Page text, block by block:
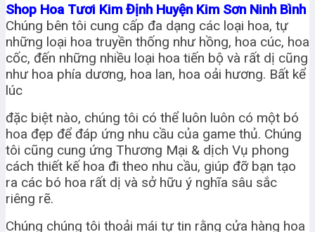
Shop Hoa Tươi Kim Định Huyện Kim Sơn Ninh Bình
Chúng bên tôi cung cấp đa dạng các loại hoa, tự
những loại hoa truyền thống như hồng, hoa cúc, hoa
cốc, đến những nhiều loại hoa tiến bộ và rất dị cũng
như hoa phía dương, hoa lan, hoa oải hương. Bất kể
lúc
đặc biệt nào, chúng tôi có thể luôn luôn có một bó
hoa đẹp để đáp ứng nhu cầu của game thủ. Chúng
tôi cũng cung ứng Thương Mại & dịch Vụ phong
cách thiết kế hoa đi theo nhu cầu, giúp đỡ bạn tạo
ra các bó hoa rất dị và sở hữu ý nghĩa sâu sắc
riêng rẽ.
Chúng chúng tôi thoải mái tự tin rằng cửa hàng hoa